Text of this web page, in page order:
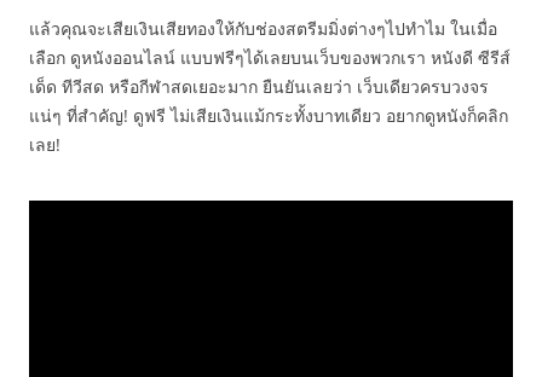
แล้วคุณจะเสียเงินเสียทองให้กับช่องสตรีมมิ่งต่างๆไปทำไม ในเมื่อ
เลือก ดูหนังออนไลน์ แบบฟรีๆได้เลยบนเว็บของพวกเรา หนังดี ซีรีส์
เด็ด ทีวีสด หรือกีฬาสดเยอะมาก ยืนยันเลยว่า เว็บเดียวครบวงจร
แน่ๆ ที่สำคัญ! ดูฟรี ไม่เสียเงินแม้กระทั้งบาทเดียว อยากดูหนังก็คลิก
เลย!